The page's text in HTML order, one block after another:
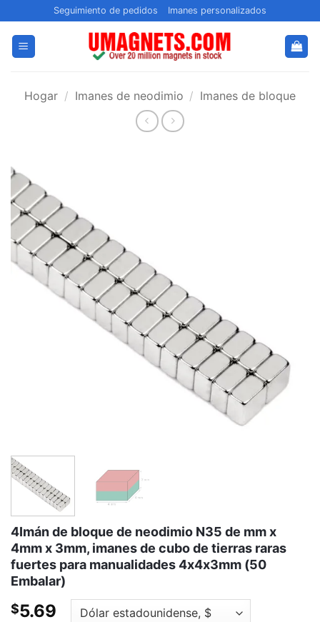
al
contenido
Seguimiento de pedidos Imanes personalizados
Hogar / Imanes de neodimio / Imanes de bloque
4Imán de bloque de neodimio N35 de mm x
4mm x 3mm, imanes de cubo de tierras raras
fuertes para manualidades 4x4x3mm (50
Embalar)
$5.69